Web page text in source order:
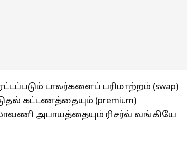
டாலர்களைப் பரிமாற்றம் (swap)
கட்டணத்தையும் (premium)
அபாயத்தையும் ரிசர்வ் வங்கியே